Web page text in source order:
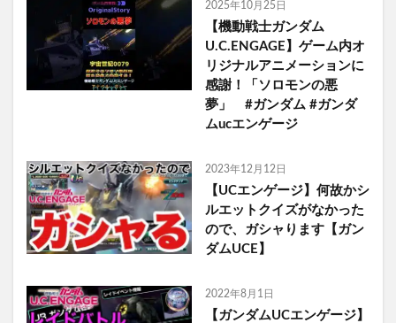
2025年10月25日
【機動戦士ガンダム
U.C.ENGAGE】ゲーム内オ
リジナルアニメーションに
感謝！「ソロモンの悪
夢」 #ガンダム #ガンダ
ムucエンゲージ
2023年12月12日
【UCエンゲージ】何故かシ
ルエットクイズがなかった
ので、ガシャります【ガン
ダムUCE】
2022年8月1日
【ガンダムUCエンゲージ】